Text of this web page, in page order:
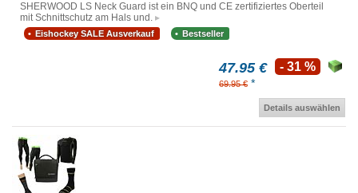
SHERWOOD LS Neck Guard ist ein BNQ und CE zertifiziertes Oberteil
mit Schnittschutz am Hals und.
Eishockey SALE Ausverkauf Bestseller
47.95 €
69.95 € *
- 31 %
Details auswählen